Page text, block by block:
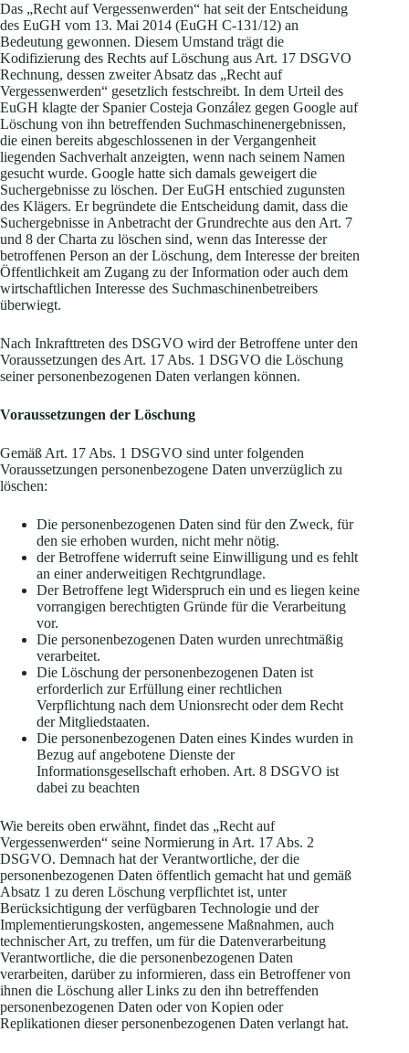
Das „Recht auf Vergessenwerden“ hat seit der Entscheidung
des EuGH vom 13. Mai 2014 (EuGH C‑131/12) an
Bedeutung gewonnen. Diesem Umstand trägt die
Kodifizierung des Rechts auf Löschung aus Art. 17 DSGVO
Rechnung, dessen zweiter Absatz das „Recht auf
Vergessenwerden“ gesetzlich festschreibt. In dem Urteil des
EuGH klagte der Spanier Costeja González gegen Google auf
Löschung von ihn betreffenden Suchmaschinenergebnissen,
die einen bereits abgeschlossenen in der Vergangenheit
liegenden Sachverhalt anzeigten, wenn nach seinem Namen
gesucht wurde. Google hatte sich damals geweigert die
Suchergebnisse zu löschen. Der EuGH entschied zugunsten
des Klägers. Er begründete die Entscheidung damit, dass die
Suchergebnisse in Anbetracht der Grundrechte aus den Art. 7
und 8 der Charta zu löschen sind, wenn das Interesse der
betroffenen Person an der Löschung, dem Interesse der breiten
Öffentlichkeit am Zugang zu der Information oder auch dem
wirtschaftlichen Interesse des Suchmaschinenbetreibers
überwiegt.
Nach Inkrafttreten des DSGVO wird der Betroffene unter den
Voraussetzungen des Art. 17 Abs. 1 DSGVO die Löschung
seiner personenbezogenen Daten verlangen können.
Voraussetzungen der Löschung
Gemäß Art. 17 Abs. 1 DSGVO sind unter folgenden
Voraussetzungen personenbezogene Daten unverzüglich zu
löschen:
Die personenbezogenen Daten sind für den Zweck, für
den sie erhoben wurden, nicht mehr nötig.
der Betroffene widerruft seine Einwilligung und es fehlt
an einer anderweitigen Rechtgrundlage.
Der Betroffene legt Widerspruch ein und es liegen keine
vorrangigen berechtigten Gründe für die Verarbeitung
vor.
Die personenbezogenen Daten wurden unrechtmäßig
verarbeitet.
Die Löschung der personenbezogenen Daten ist
erforderlich zur Erfüllung einer rechtlichen
Verpflichtung nach dem Unionsrecht oder dem Recht
der Mitgliedstaaten.
Die personenbezogenen Daten eines Kindes wurden in
Bezug auf angebotene Dienste der
Informationsgesellschaft erhoben. Art. 8 DSGVO ist
dabei zu beachten
Wie bereits oben erwähnt, findet das „Recht auf
Vergessenwerden“ seine Normierung in Art. 17 Abs. 2
DSGVO. Demnach hat der Verantwortliche, der die
personenbezogenen Daten öffentlich gemacht hat und gemäß
Absatz 1 zu deren Löschung verpflichtet ist, unter
Berücksichtigung der verfügbaren Technologie und der
Implementierungskosten, angemessene Maßnahmen, auch
technischer Art, zu treffen, um für die Datenverarbeitung
Verantwortliche, die die personenbezogenen Daten
verarbeiten, darüber zu informieren, dass ein Betroffener von
ihnen die Löschung aller Links zu den ihn betreffenden
personenbezogenen Daten oder von Kopien oder
Replikationen dieser personenbezogenen Daten verlangt hat.